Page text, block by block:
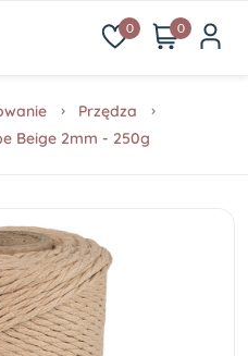
0 0
Przędza
Beige 2mm - 250g